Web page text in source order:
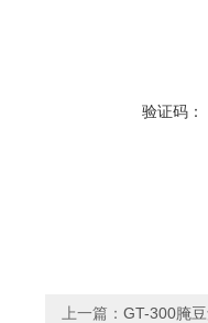
验证码：
上一篇： GT-300腌